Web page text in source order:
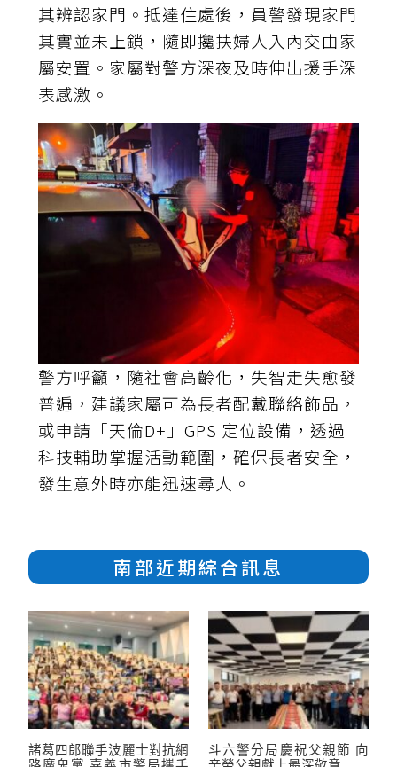
其辨認家門。抵達住處後，員警發現家門
其實並未上鎖，隨即攙扶婦人入內交由家
屬安置。家屬對警方深夜及時伸出援手深
表感激。
警方呼籲，隨社會高齡化，失智走失愈發
普遍，建議家屬可為長者配戴聯絡飾品，
或申請「天倫D+」GPS 定位設備，透過
科技輔助掌握活動範圍，確保長者安全，
發生意外時亦能迅速尋人。
南部近期綜合訊息
諸葛四郎聯手波麗士對抗網
斗六警分局慶祝父親節 向